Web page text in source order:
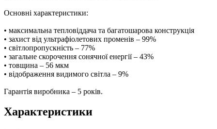
Основні характеристики:
• максимальна тепловіддача та багатошарова конструкція
• захист від ультрафіолетових променів – 99%
• світлопропускність – 77%
• загальне скорочення сонячної енергії – 43%
• товщина – 56 мкм
• відображення видимого світла – 9%
Гарантія виробника – 5 років.
Характеристики